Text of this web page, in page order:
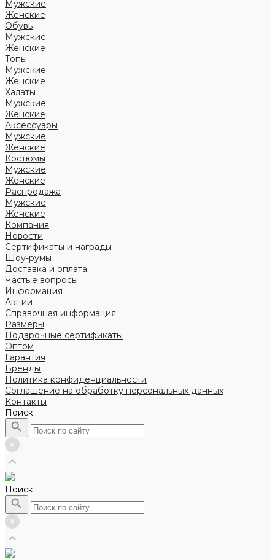
Мужские
Женские
Обувь
Мужские
Женские
Топы
Мужские
Женские
Халаты
Мужские
Женские
Аксессуары
Мужские
Женские
Костюмы
Мужские
Женские
Распродажа
Мужские
Женские
Компания
Новости
Сертификаты и награды
Шоу-румы
Доставка и оплата
Частые вопросы
Информация
Акции
Справочная информация
Размеры
Подарочные сертификаты
Оптом
Гарантия
Бренды
Политика конфиденциальности
Соглашение на обработку персональных данных
Контакты
Поиск
Поиск